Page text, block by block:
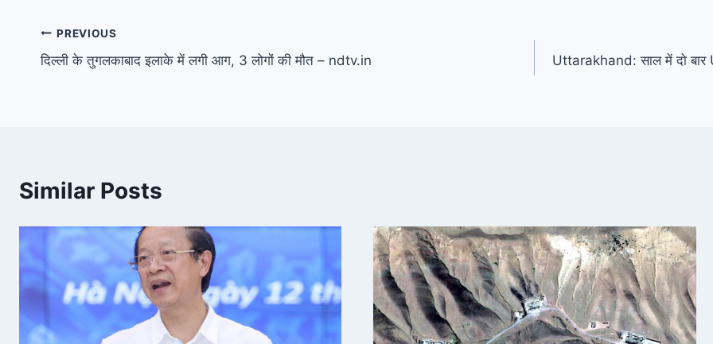
Post
navigation
PREVIOUS
दिल्ली के तुगलकाबाद इलाके में लगी आग, 3 लोगों की मौत – ndtv.in
Uttarakhand: साल में दो बार
Similar Posts